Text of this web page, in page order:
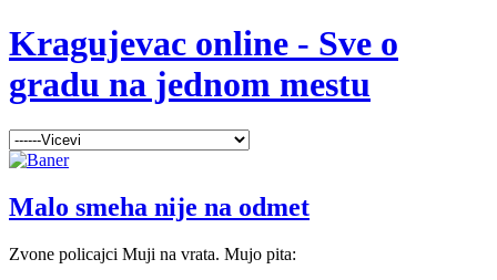
Kragujevac online - Sve o
gradu na jednom mestu
Malo smeha nije na odmet
Zvone policajci Muji na vrata. Mujo pita: